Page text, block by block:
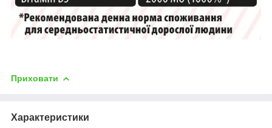
Приховати
Характеристики